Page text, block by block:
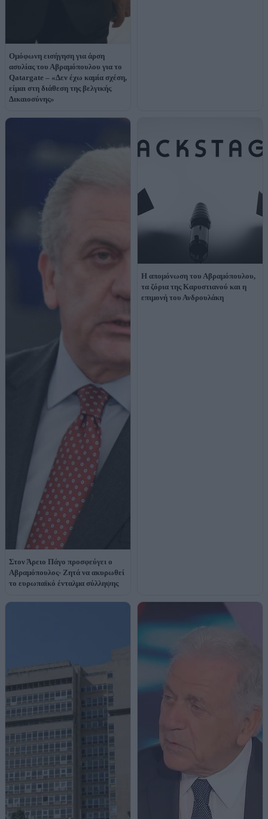
Ομόφωνη εισήγηση για άρση
ασυλίας του Αβραμόπουλου για το
Qatargate – «Δεν έχω καμία σχέση,
είμαι στη διάθεση της βελγικής
Δικαιοσύνης»
Στον Άρειο Πάγο προσφεύγει ο
Αβραμόπουλος- Ζητά να ακυρωθεί
το ευρωπαϊκό ένταλμα σύλληψης
Η απομόνωση του Αβραμόπουλου,
τα ζόρια της Καρυστιανού και η
επιμονή του Ανδρουλάκη